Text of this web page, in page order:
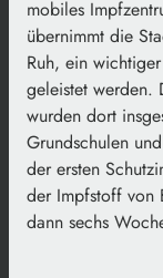
mobiles
übernimmt die
Ruh, ein
geleistet werden.
wurden dort
Grundschulen
der ersten
der Impfstoff von
dann sechs